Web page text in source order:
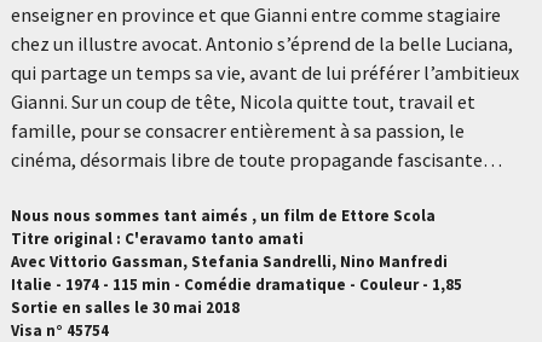
enseigner en province et que Gianni entre comme stagiaire
chez un illustre avocat. Antonio s’éprend de la belle Luciana,
qui partage un temps sa vie, avant de lui préférer l’ambitieux
Gianni. Sur un coup de tête, Nicola quitte tout, travail et
famille, pour se consacrer entièrement à sa passion, le
cinéma, désormais libre de toute propagande fascisante…
Nous nous sommes tant aimés , un film de Ettore Scola
Titre original : C'eravamo tanto amati
Avec Vittorio Gassman, Stefania Sandrelli, Nino Manfredi
Italie - 1974 - 115 min - Comédie dramatique - Couleur - 1,85
Sortie en salles le 30 mai 2018
Visa n° 45754